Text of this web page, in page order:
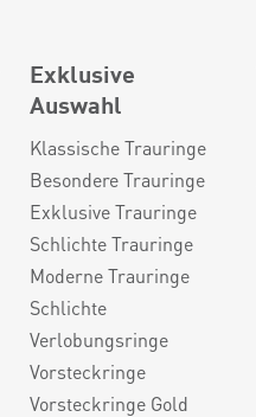
Exklusive
Auswahl
Klassische Trauringe
Besondere Trauringe
Exklusive Trauringe
Schlichte Trauringe
Moderne Trauringe
Schlichte
Verlobungsringe
Vorsteckringe
Vorsteckringe Gold